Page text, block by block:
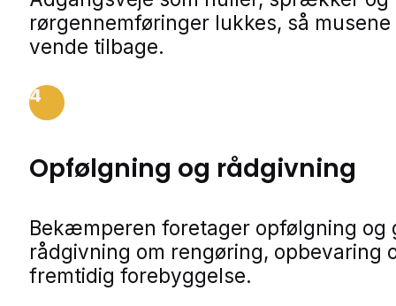
rørgennemføringer lukkes, så
vende tilbage.
4
Opfølgning og rådgivning
Bekæmperen foretager opfølgning og
rådgivning om rengøring, opbevaring
fremtidig forebyggelse.